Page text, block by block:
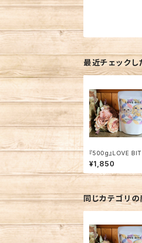
最近チェックし
『500g』LOVE
ミックス【愛犬用】
¥1,850
同じカテゴリ